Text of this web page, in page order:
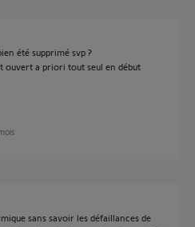
été supprimé svp ?
ouvert a priori tout seul en début
sans savoir les défaillances de